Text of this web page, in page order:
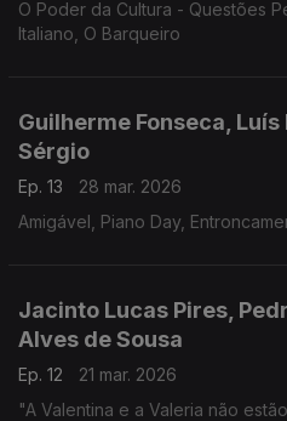
O Poder da Cultura - Questões
Italiano, O Barqueiro
Guilherme Fonseca,
Sérgio
Ep. 13
28 mar. 2026
Amigável, Piano Day,
Jacinto Lucas Pires,
Alves de Sousa
Ep. 12
21 mar. 2026
"A Valentina e a Valeria não